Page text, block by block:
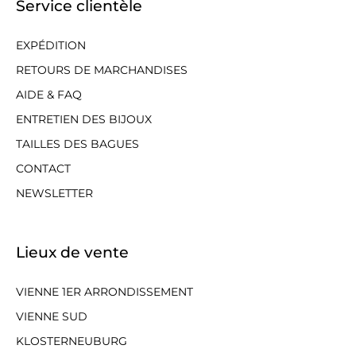
Service clientèle
EXPÉDITION
RETOURS DE MARCHANDISES
AIDE & FAQ
ENTRETIEN DES BIJOUX
TAILLES DES BAGUES
CONTACT
NEWSLETTER
Lieux de vente
VIENNE 1ER ARRONDISSEMENT
VIENNE SUD
KLOSTERNEUBURG